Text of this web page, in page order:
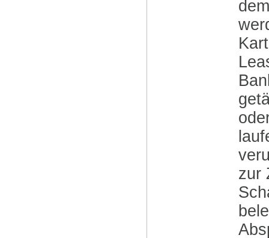
zur